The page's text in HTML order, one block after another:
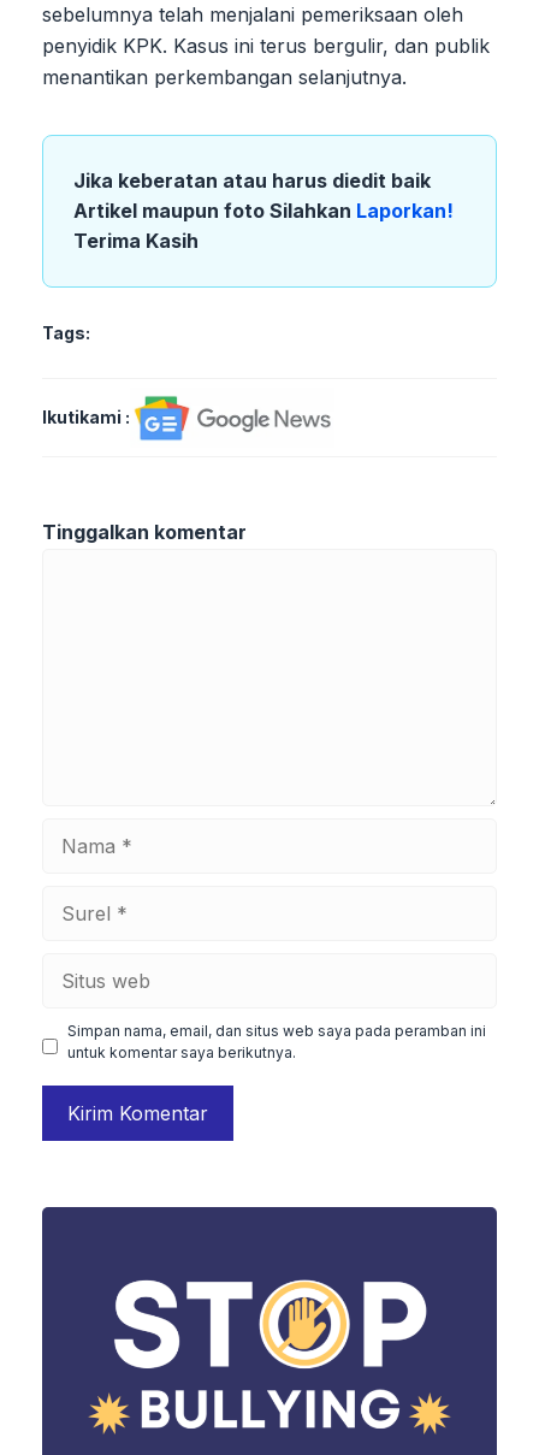
sebelumnya telah menjalani pemeriksaan oleh
penyidik KPK. Kasus ini terus bergulir, dan publik
menantikan perkembangan selanjutnya.
Jika keberatan atau harus diedit baik
Artikel maupun foto Silahkan Laporkan!
Terima Kasih
Tags:
Ikutikami :
Tinggalkan komentar
Simpan nama, email, dan situs web saya pada peramban ini
untuk komentar saya berikutnya.